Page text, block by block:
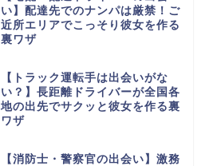
い】配達先でのナンパは厳禁！ご
近所エリアでこっそり彼女を作る
裏ワザ
【トラック運転手は出会いがな
い？】長距離ドライバーが全国各
地の出先でサクッと彼女を作る裏
ワザ
【消防士・警察官の出会い】激務